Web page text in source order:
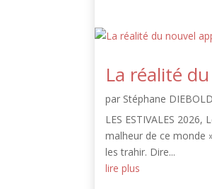
La réalité
par Stéphane DIEBOLD
LES ESTIVALES
malheur de ce monde
les trahir. Dire...
lire plus